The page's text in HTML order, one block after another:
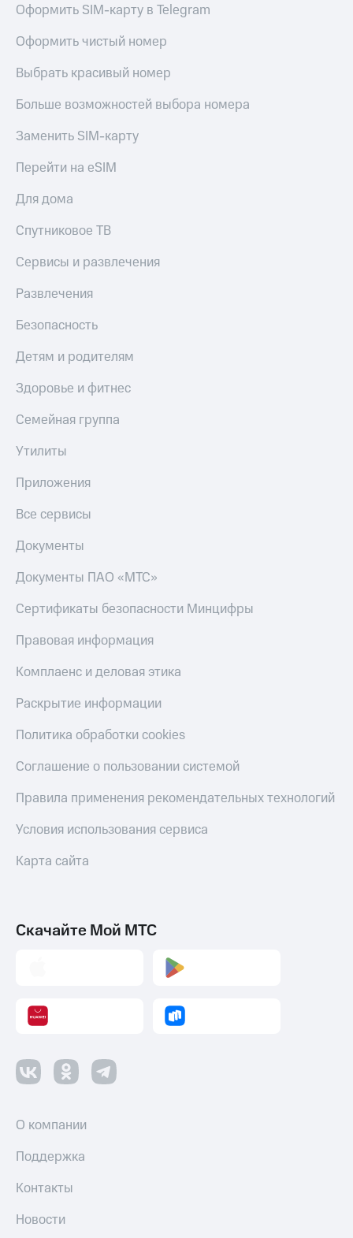
Оформить SIM-карту в Telegram
Оформить чистый номер
Выбрать красивый номер
Больше возможностей выбора номера
Заменить SIM-карту
Перейти на eSIM
Для дома
Спутниковое ТВ
Сервисы и развлечения
Развлечения
Безопасность
Детям и родителям
Здоровье и фитнес
Семейная группа
Утилиты
Приложения
Все сервисы
Документы
Документы ПАО «МТС»
Сертификаты безопасности Минцифры
Правовая информация
Комплаенс и деловая этика
Раскрытие информации
Политика обработки cookies
Соглашение о пользовании системой
Правила применения рекомендательных технологий
Условия использования сервиса
Карта сайта
Скачайте Мой МТС
О компании
Поддержка
Контакты
Новости